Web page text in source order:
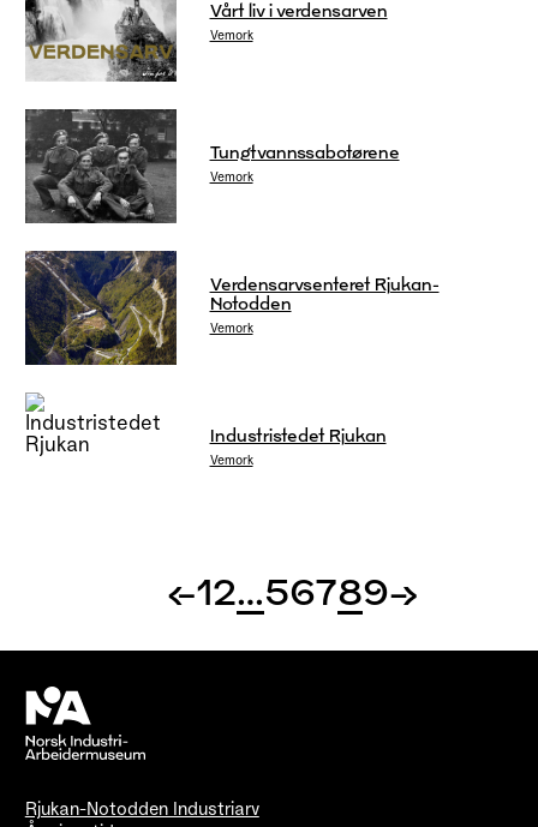
Vårt liv i verdensarven
Vemork
Tungtvannssabotørene
Vemork
Verdensarvsenteret Rjukan-
Notodden
Vemork
Industristedet Rjukan
Vemork
←12…56789→
Rjukan-Notodden Industriarv